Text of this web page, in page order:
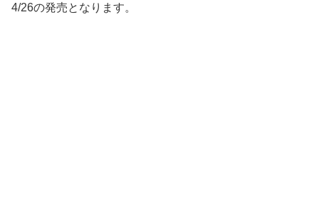
4/26の発売となります。